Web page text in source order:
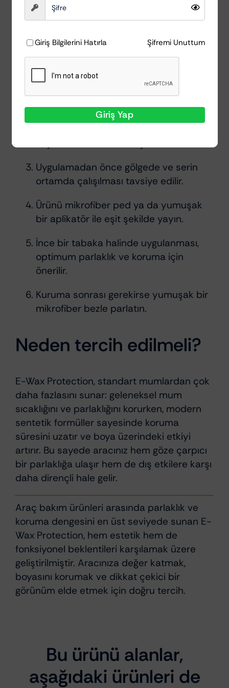
Parlaklık konusunda ödün vermek
Kullanım İpuçları
Boya yüzeyini iyice yıkayın ve kurulayın.
Uygulamadan önce gölgede ve serin
ortamda çalışılması tavsiye edilir.
Ürünü mikro­fiber ped ya da yumuşak
bir aplikatör ile eşit şekilde yayın.
İnce bir tabaka halinde uygulanması,
optimum parlaklık ve koruma için
önerilir.
Kuruma sonrası gerekirse yumuşak bir
mikrofiber bezle parlatın.
Neden tercih edilmeli?
E-Wax Protection, standart mumlardan çok
daha fazlasını sunar: geleneksel mum
sıcaklığını ve parlaklığını korurken, modern
sentetik formüller sayesinde koruma
süresini uzatır ve boya üzerindeki etkiyi
artırır. Bu sayede aracınız hem göze çarpıcı
bir parlaklığa ulaşır hem de dış etkilere karşı
daha dirençli hale gelir.
Araç bakım ürünleri arasında parlaklık ve
koruma dengesini en üst seviyede sunan E-
Wax Protection, hem estetik hem de
fonksiyonel beklentileri karşılamak üzere
geliştirilmiştir. Aracınıza değer katmak,
boyasını korumak ve dikkat çekici bir
görünüm elde etmek için doğru tercih.
Bu ürünü alanlar,
aşağıdaki ürünleri de
Giriş Bilgilerini Hatırla Şifremi Unuttum
Giriş Yap